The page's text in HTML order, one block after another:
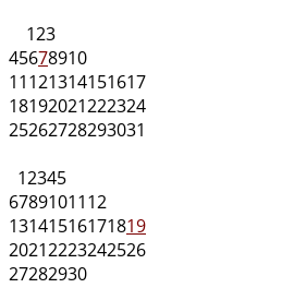
123
45678910
11121314151617
18192021222324
25262728293031
12345
6789101112
13141516171819
20212223242526
27282930